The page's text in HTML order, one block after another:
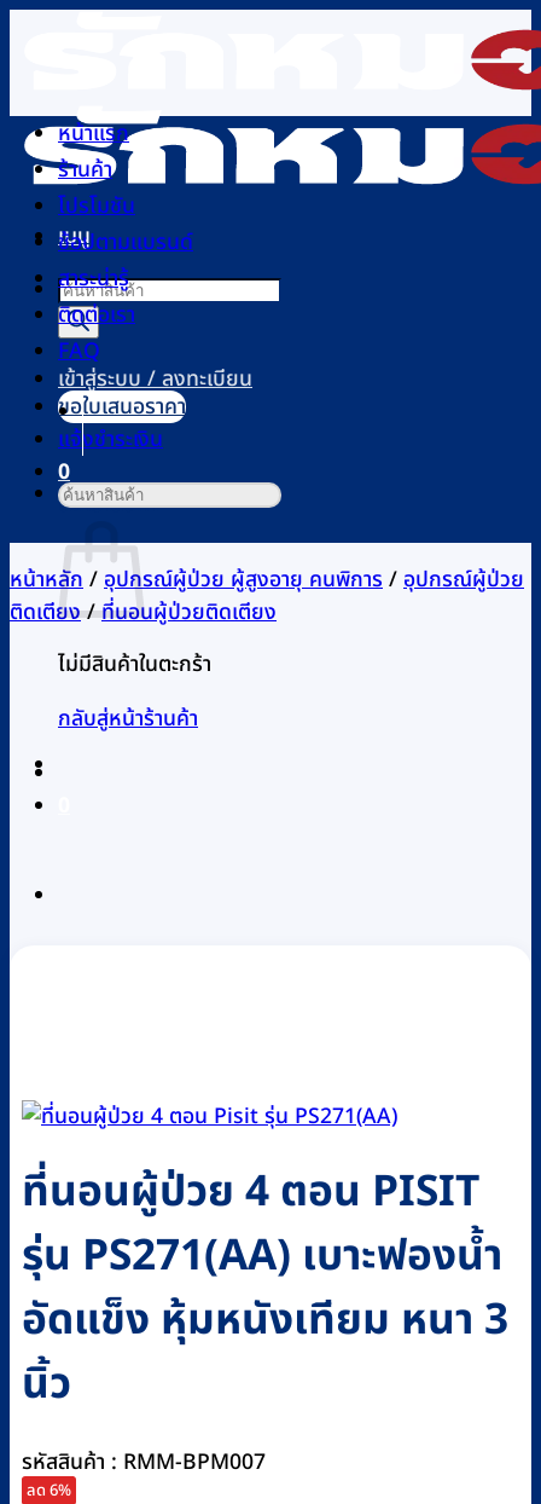
เนื้อหา
เมนู
Products
search
เข้าสู่ระบบ / ลงทะเบียน
0
ตะกร้าสินค้า
ไม่มีสินค้าในตะกร้า
กลับสู่หน้าร้านค้า
หน้าแรก
ร้านค้า
โปรโมชัน
ช้อปตามแบรนด์
สาระน่ารู้
ติดต่อเรา
FAQ
ขอใบเสนอราคา
แจ้งชำระเงิน
ค้นหา:
หน้าหลัก/อุปกรณ์ผู้ป่วย ผู้สูงอายุ คนพิการ/อุปกรณ์ผู้ป่วย
ติดเตียง/ที่นอนผู้ป่วยติดเตียง
ที่นอนผู้ป่วย 4 ตอน PISIT
รุ่น PS271(AA) เบาะฟองน้ำ
อัดแข็ง หุ้มหนังเทียม หนา 3
นิ้ว
รหัสสินค้า : RMM-BPM007
ลด 6%